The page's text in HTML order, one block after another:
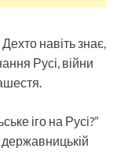
навіть знає,
Русі, війни
іго на Русі?”